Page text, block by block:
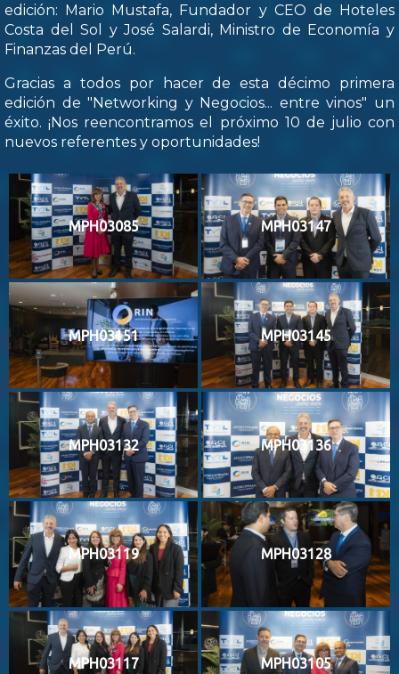
edición: Mario Mustafa, Fundador y CEO de Hoteles
Costa del Sol y José Salardi, Ministro de Economía y
Finanzas del Perú.
Gracias a todos por hacer de esta décimo primera
edición de "Networking y Negocios... entre vinos" un
éxito. ¡Nos reencontramos el próximo 10 de julio con
nuevos referentes y oportunidades!
MPH03085 MPH03147
MPH03151 MPH03145
MPH03132 MPH03136
MPH03119 MPH03128
MPH03117 MPH03105